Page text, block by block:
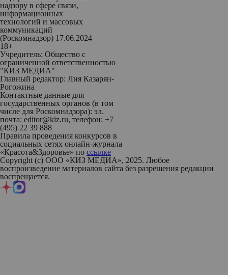
надзору в сфере связи,
информационных
технологий и массовых
коммуникаций
(Роскомнадзор) 17.06.2024
18+
Учредитель: Общество с
ограниченной ответственностью
"КИЗ МЕДИА"
Главный редактор: Лия Казарян-
Рогожина
Контактные данные для
государственных органов (в том
числе для Роскомнадзора): эл.
почта: editor@kiz.ru, телефон: +7
(495) 22 39 888
Правила проведения конкурсов в
социальных сетях онлайн-журнала
«Красота&Здоровье» по ссылке
Copyright (с) ООО «КИЗ МЕДИА», 2025. Любое
воспроизведение материалов сайта без разрешения редакции
воспрещается.